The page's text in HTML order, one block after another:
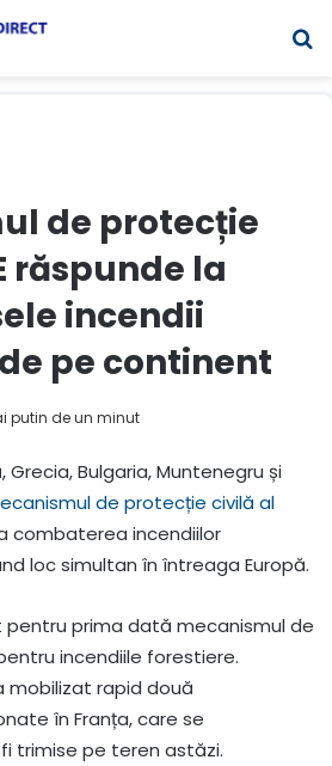
de protecție
răspunde la
incendii
pe continent
putin de un minut
Bulgaria, Muntenegru și
de protecție civilă al
combaterea incendiilor
loc simultan în întreaga Europă.
prima dată mecanismul de
incendiile forestiere.
mobilizat rapid două
în Franța, care se
trimise pe teren astăzi.